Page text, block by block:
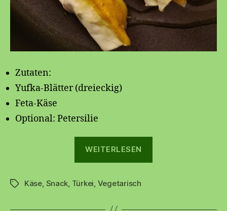
Zutaten:
Yufka-Blätter (dreieckig)
Feta-Käse
Optional: Petersilie
WEITERLESEN
Schlagwörter
Käse Snack Türkei Vegetarisch